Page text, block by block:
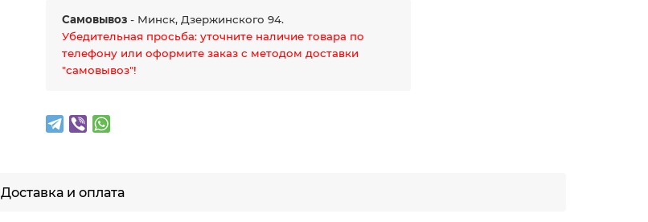
Самовывоз - Минск, Дзержинского 94.
Убедительная просьба: уточните наличие товара по
телефону или оформите заказ с методом доставки
"самовывоз"!
Доставка и оплата